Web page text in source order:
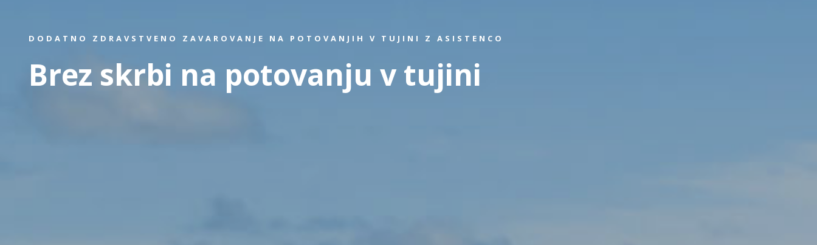
DODATNO ZDRAVSTVENO ZAVAROVANJE NA POTOVANJIH V TUJINI Z ASISTENCO
Brez skrbi na potovanju v tujini